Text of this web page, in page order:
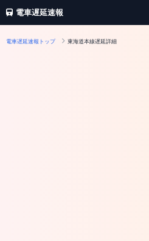
電車遅延速報
電車遅延速報トップ 東海道本線遅延詳細